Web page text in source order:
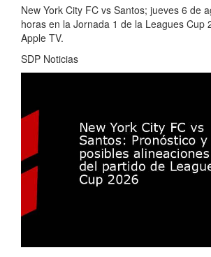
New York City FC vs Santos; jueves 6 de
horas en la Jornada 1 de la Leagues Cup
Apple TV.
SDP Noticias